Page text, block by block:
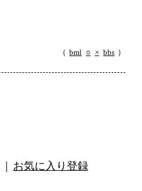
（ bml ○ × bbs ）
お気に入り登録